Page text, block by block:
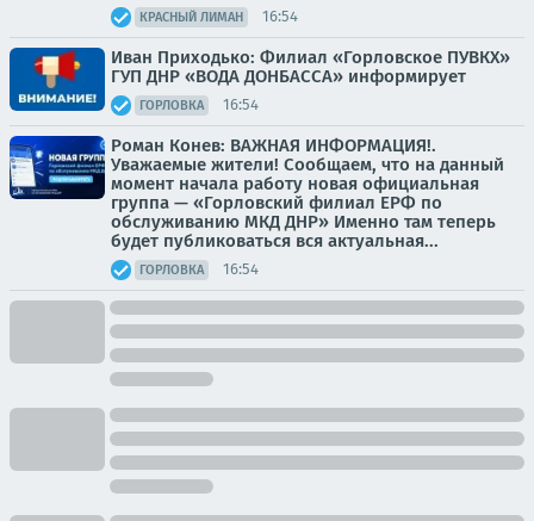
КРАСНЫЙ ЛИМАН 16:54
Иван Приходько: Филиал «Горловское ПУВКХ»
ГУП ДНР «ВОДА ДОНБАССА» информирует
ГОРЛОВКА 16:54
Роман Конев: ВАЖНАЯ ИНФОРМАЦИЯ!.
Уважаемые жители! Сообщаем, что на данный
момент начала работу новая официальная
группа — «Горловский филиал ЕРФ по
обслуживанию МКД ДНР» Именно там теперь
будет публиковаться вся актуальная...
ГОРЛОВКА 16:54